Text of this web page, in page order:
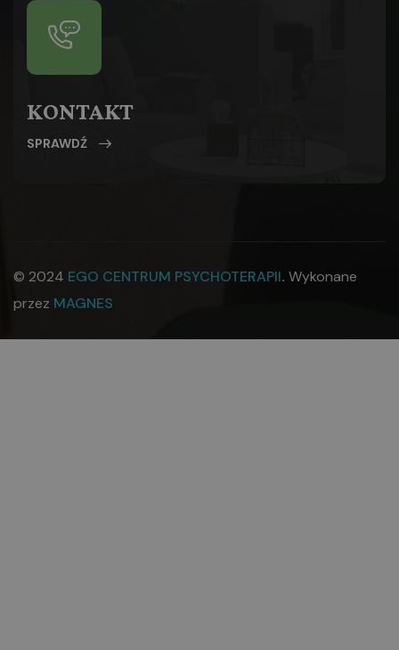
KONTAKT
SPRAWDŹ
© 2024 EGO CENTRUM PSYCHOTERAPII. Wykonane
przez MAGNES